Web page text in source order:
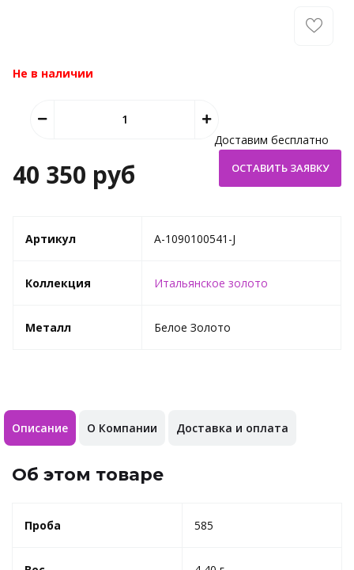
Не в наличии
40 350 руб
Доставим бесплатно
Артикул A-1090100541-J
Коллекция Итальянское золото
Металл Белое Золото
Описание О Компании Доставка и оплата
Об этом товаре
Проба 585